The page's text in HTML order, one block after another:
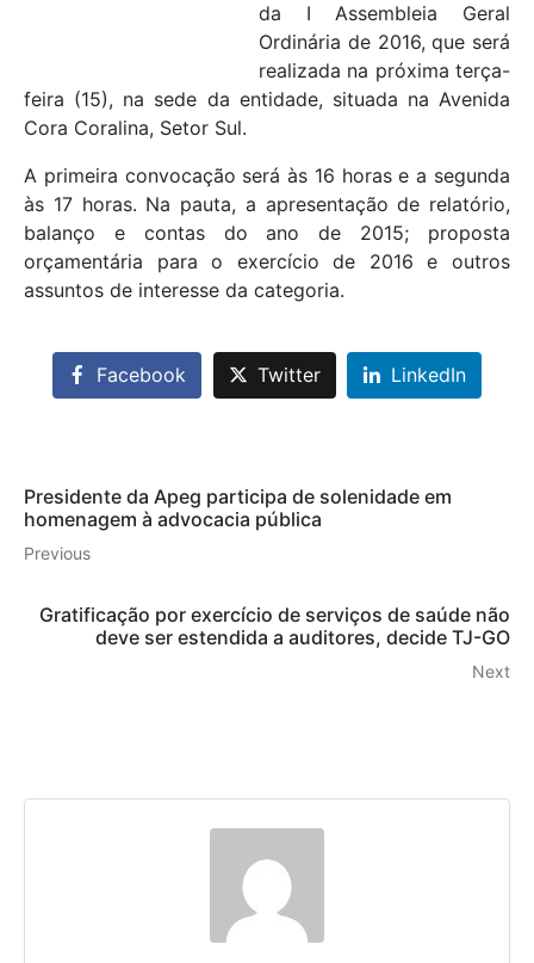
da I Assembleia Geral
Ordinária de 2016, que será
realizada na próxima terça-
feira (15), na sede da entidade, situada na Avenida
Cora Coralina, Setor Sul.
A primeira convocação será às 16 horas e a segunda
às 17 horas. Na pauta, a apresentação de relatório,
balanço e contas do ano de 2015; proposta
orçamentária para o exercício de 2016 e outros
assuntos de interesse da categoria.
Facebook Twitter LinkedIn
Presidente da Apeg participa de solenidade em
homenagem à advocacia pública
Previous
Gratificação por exercício de serviços de saúde não
deve ser estendida a auditores, decide TJ-GO
Next